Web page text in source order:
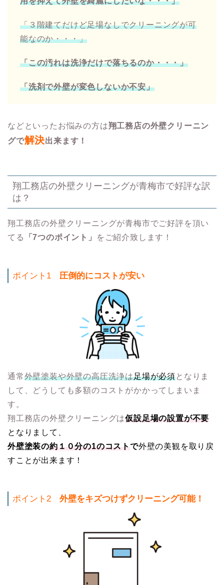
「３階建てだけど足場なしでクリーニングが可
能なのか・・・」
「この汚れは洗浄だけで落ちるのか・・・」
「洗剤で外壁が変色しないか不安」
などといったお悩みの方は翔工務店の外壁クリーニン
グで解決出来ます！
翔工務店の外壁クリーニングが青梅市で好評な訳
は？
翔工務店の外壁クリーニングが青梅市でご好評を頂い
てる
「7つのポイント」 をご紹介致します！
ポイント1 圧倒的にコストが安い
通常外壁塗装や外壁の高圧洗浄は足場が必須となりま
して、どうしても多額のコストがかかってしまいま
す。
翔工務店の外壁クリーニングは仮設足場の設置が不要
となりまして、
外壁塗装の約１０分の1のコスト で外壁の美観を取り戻
すことが出来ます！
ポイント2 外壁をキズつけずクリーニング可能！